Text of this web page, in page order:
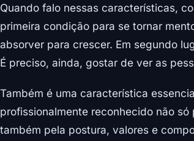
Quando falo nessas características,
primeira condição para se tornar
absorver para crescer. Em segundo
É preciso, ainda, gostar de ver as
Também é uma característica
profissionalmente reconhecido não
também pela postura, valores e